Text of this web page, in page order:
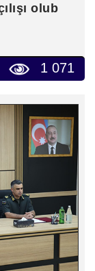
olub
1 071